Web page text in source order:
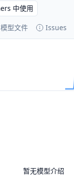
模型文件 Issues
中使用
暂无模型介绍